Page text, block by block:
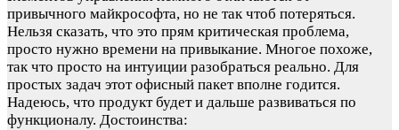
привычного майкрософта, но не так чтоб потеряться.
Нельзя сказать, что это прям критическая проблема,
просто нужно времени на привыкание. Многое похоже,
так что просто на интуиции разобраться реально. Для
простых задач этот офисный пакет вполне годится.
Надеюсь, что продукт будет и дальше развиваться по
функционалу. Достоинства: